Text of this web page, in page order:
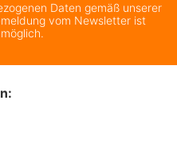
Daten gemäß unserer
vom Newsletter ist